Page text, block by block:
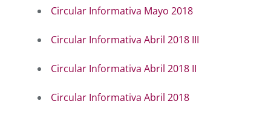
Circular Informativa Mayo 2018
Circular Informativa Abril 2018 III
Circular Informativa Abril 2018 II
Circular Informativa Abril 2018